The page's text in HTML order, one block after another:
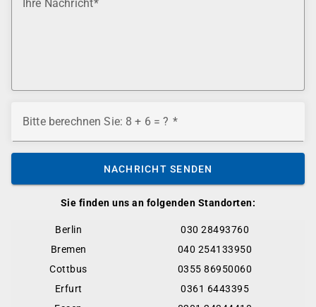
Sie finden uns an folgenden Standorten:
Berlin
030 28493760
Bremen
040 254133950
Cottbus
0355 86950060
Erfurt
0361 6443395
Ihre Nachricht
Bitte berechnen Sie: 8 + 6 = ?
NACHRICHT SENDEN